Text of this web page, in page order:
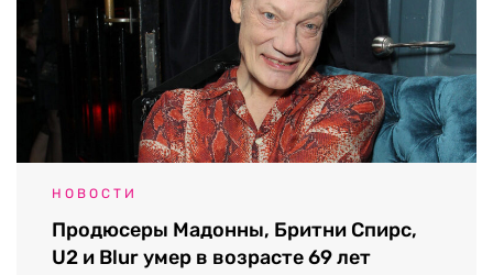
НОВОСТИ
Продюсеры Мадонны, Бритни Спирс,
U2 и Blur умер в возрасте 69 лет